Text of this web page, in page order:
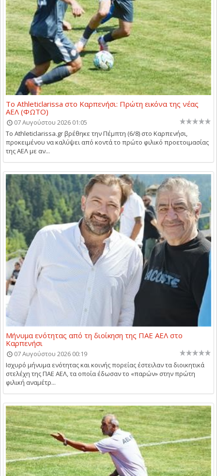
Το Athleticlarissa στο Καρπενήσι: Πρώτη εικόνα της νέας
ΑΕΛ (ΦΩΤΟ)
07 Αυγούστου 2026 01:05
Το Athleticlarissa.gr βρέθηκε την Πέμπτη (6/8) στο Καρπενήσι,
προκειμένου να καλύψει από κοντά το πρώτο φιλικό προετοιμασίας
της ΑΕΛ με αν...
Μήνυμα ενότητας από τη διοίκηση της ΠΑΕ ΑΕΛ στο
Καρπενήσι
07 Αυγούστου 2026 00:19
Ισχυρό μήνυμα ενότητας και κοινής πορείας έστειλαν τα διοικητικά
στελέχη της ΠΑΕ ΑΕΛ, τα οποία έδωσαν το «παρών» στην πρώτη
φιλική αναμέτρ...